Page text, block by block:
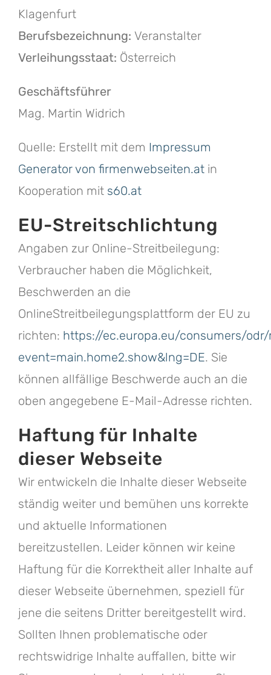
Klagenfurt
Berufsbezeichnung: Veranstalter
Verleihungsstaat: Österreich
Geschäftsführer
Mag. Martin Widrich
Quelle: Erstellt mit dem Impressum
Generator von firmenwebseiten.at in
Kooperation mit s60.at
EU-Streitschlichtung
Angaben zur Online-Streitbeilegung:
Verbraucher haben die Möglichkeit,
Beschwerden an die
OnlineStreitbeilegungsplattform der EU zu
richten: https://ec.europa.eu/consumers/
event=main.home2.show&lng=DE. Sie
können allfällige Beschwerde auch an die
oben angegebene E-Mail-Adresse richten.
Haftung für Inhalte
dieser Webseite
Wir entwickeln die Inhalte dieser Webseite
ständig weiter und bemühen uns korrekte
und aktuelle Informationen
bereitzustellen. Leider können wir keine
Haftung für die Korrektheit aller Inhalte auf
dieser Webseite übernehmen, speziell für
jene die seitens Dritter bereitgestellt wird.
Sollten Ihnen problematische oder
rechtswidrige Inhalte auffallen, bitte wir